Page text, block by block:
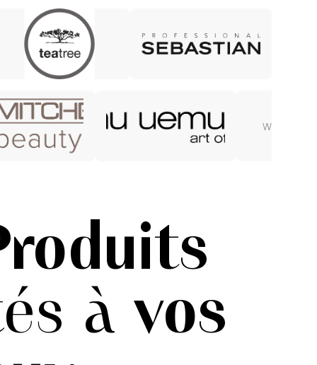
WELLA
à vos